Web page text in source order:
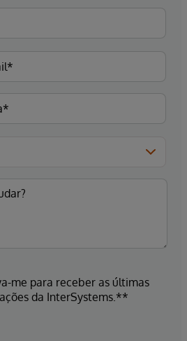
me para receber as últimas
da InterSystems.**